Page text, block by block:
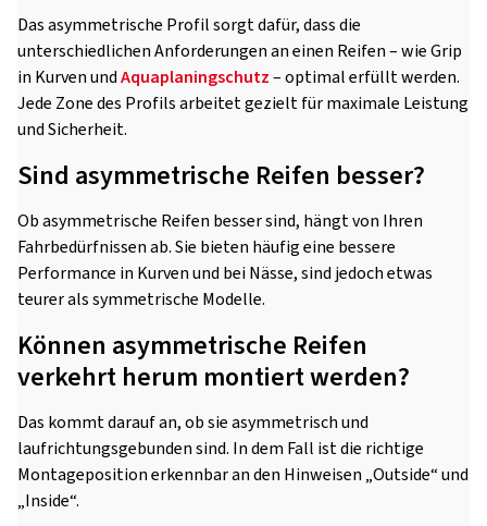
Das asymmetrische Profil sorgt dafür, dass die
unterschiedlichen Anforderungen an einen Reifen – wie Grip
in Kurven undAquaplaningschutz– optimal erfüllt werden.
Jede Zone des Profils arbeitet gezielt für maximale Leistung
und Sicherheit.
Sind asymmetrische Reifen besser?
Ob asymmetrische Reifen besser sind, hängt von Ihren
Fahrbedürfnissen ab. Sie bieten häufig eine bessere
Performance in Kurven und bei Nässe, sind jedoch etwas
teurer als symmetrische Modelle.
Können asymmetrische Reifen
verkehrt herum montiert werden?
Das kommt darauf an, ob sie asymmetrisch und
laufrichtungsgebunden sind. In dem Fall ist die richtige
Montageposition erkennbar an den Hinweisen „Outside“ und
„Inside“.